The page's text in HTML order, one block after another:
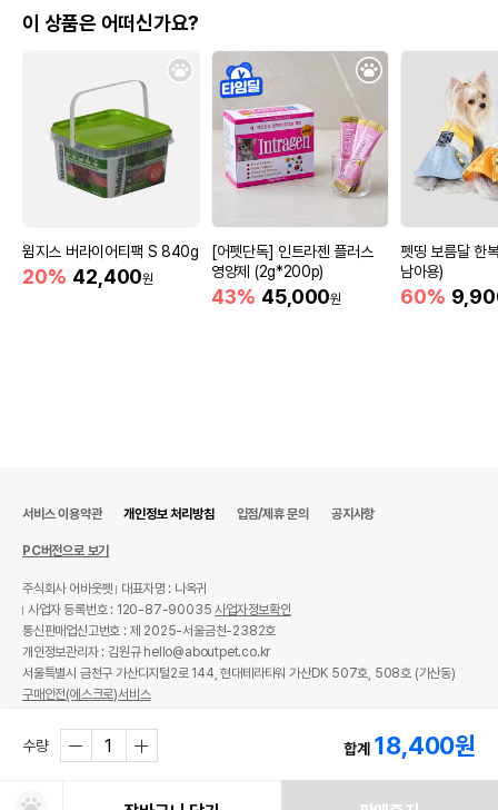
이 상품은 어떠신가요?
윔지스 버라이어티팩 S 840g
20% 42,400원
[어펫단독] 인트라젠 플러스
영양제 (2g*200p)
43% 45,000원
펫띵 보름달 한
남아용)
60%
수량 합계 18,400원
서비스 이용약관 개인정보 처리방침 입점/제휴 문의 공지사항
PC버전으로 보기
주식회사 어바웃펫
대표자명 : 나옥귀
사업자 등록번호 : 120-87-90035사업자정보확인
통신판매업신고번호 : 제 2025-서울금천-2382호
개인정보관리자 : 김원규 hello@aboutpet.co.kr
서울특별시 금천구 가산디지털2로 144, 현대테라타워 가산DK 507호, 508호 (가산동)
구매안전(에스크로)서비스